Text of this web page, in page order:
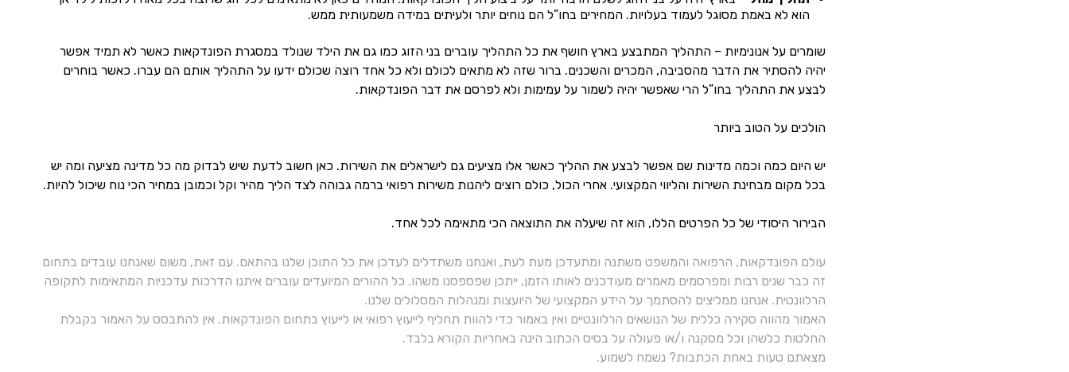
הוא לא באמת מסוגל לעמוד בעלויות. המחירים בחו”ל הם נוחים יותר ולעיתים במידה משמעותית ממש.
שומרים על אנונימיות – התהליך המתבצע בארץ חושף את כל התהליך עוברים בני הזוג כמו גם את הילד שנולד במסגרת הפונדקאות כאשר לא תמיד אפשר
יהיה להסתיר את הדבר מהסביבה, המכרים והשכנים. ברור שזה לא מתאים לכולם ולא כל אחד רוצה שכולם ידעו על התהליך אותם הם עברו. כאשר בוחרים
לבצע את התהליך בחו”ל הרי שאפשר יהיה לשמור על עמימות ולא לפרסם את דבר הפונדקאות.
הולכים על הטוב ביותר
יש היום כמה וכמה מדינות שם אפשר לבצע את ההליך כאשר אלו מציעים גם לישראלים את השירות. כאן חשוב לדעת שיש לבדוק מה כל מדינה מציעה ומה יש
בכל מקום מבחינת השירות והליווי המקצועי. אחרי הכול, כולם רוצים ליהנות משירות רפואי ברמה גבוהה לצד הליך מהיר וקל וכמובן במחיר הכי נוח שיכול להיות.
הבירור היסודי של כל הפרטים הללו, הוא זה שיעלה את התוצאה הכי מתאימה לכל אחד.
עולם הפונדקאות, הרפואה והמשפט משתנה ומתעדכן מעת לעת, ואנחנו משתדלים לעדכן את כל התוכן שלנו בהתאם. עם זאת, משום שאנחנו עובדים בתחום
זה כבר שנים רבות ומפרסמים מאמרים מעודכנים לאותו הזמן, ייתכן שפספסנו משהו. כל ההורים המיועדים עוברים איתנו הדרכות עדכניות המתאימות לתקופה
הרלוונטית. אנחנו ממליצים להסתמך על הידע המקצועי של היועצות ומנהלות המסלולים שלנו.
האמור מהווה סקירה כללית של הנושאים הרלוונטיים ואין באמור כדי להוות תחליף לייעוץ רפואי או לייעוץ בתחום הפונדקאות. אין להתבסס על האמור בקבלת
החלטות כלשהן וכל מסקנה ו/או פעולה על בסיס הכתוב הינה באחריות הקורא בלבד.
מצאתם טעות באחת הכתבות? נשמח לשמוע.